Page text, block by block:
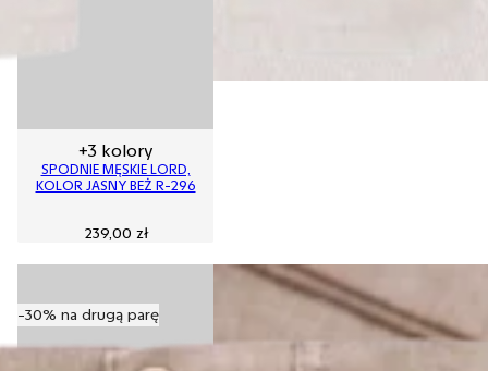
+3 kolory
SPODNIE MĘSKIE LORD,
KOLOR JASNY BEŻ R-296
239,00 zł
-30% na drugą parę